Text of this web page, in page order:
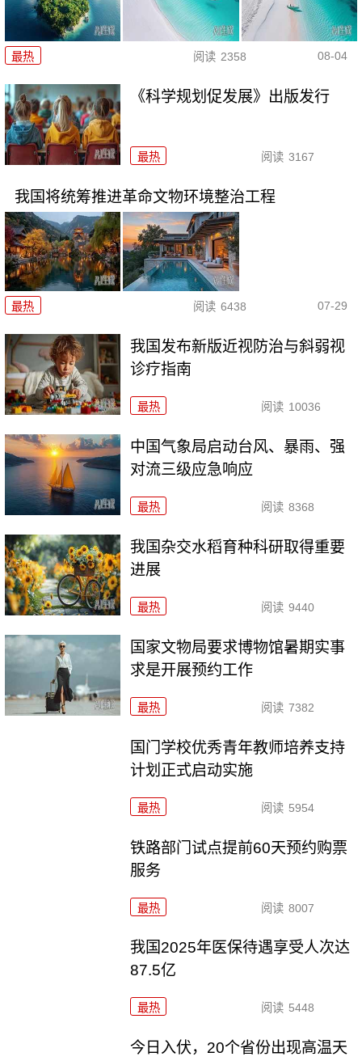
最热 阅读 2358 08-04
《科学规划促发展》出版发行
最热 阅读 3167
我国将统筹推进革命文物环境整治工程
最热 阅读 6438 07-29
我国发布新版近视防治与斜弱视
诊疗指南
最热 阅读 10036
中国气象局启动台风、暴雨、强
对流三级应急响应
最热 阅读 8368
我国杂交水稻育种科研取得重要
进展
最热 阅读 9440
国家文物局要求博物馆暑期实事
求是开展预约工作
最热 阅读 7382
国门学校优秀青年教师培养支持
计划正式启动实施
最热 阅读 5954
铁路部门试点提前60天预约购票
服务
最热 阅读 8007
我国2025年医保待遇享受人次达
87.5亿
最热 阅读 5448
今日入伏，20个省份出现高温天